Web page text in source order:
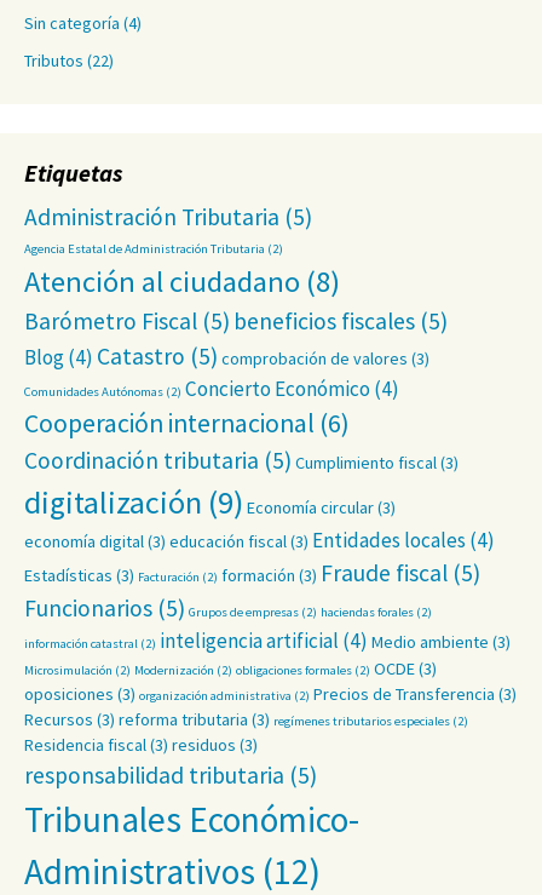
Sin categoría (4)
Tributos (22)
Etiquetas
Administración Tributaria (5)
Agencia Estatal de Administración Tributaria (2)
Atención al ciudadano (8)
Barómetro Fiscal (5) beneficios fiscales (5)
Blog(4) Catastro (5) comprobación de valores (3)
Comunidades Autónomas (2) Concierto Económico(4)
Cooperación internacional (6)
Coordinación tributaria (5) Cumplimiento fiscal(3)
digitalización (9) Economía circular(3)
economía digital(3) educación fiscal(3) Entidades locales (4)
Estadísticas (3) Facturación (2) formación (3) Fraude fiscal (5)
Funcionarios (5) Grupos de empresas (2) haciendas forales (2)
información catastral (2) inteligencia artificial (4) Medio ambiente (3)
Microsimulación (2) Modernización (2) obligaciones formales (2) OCDE(3)
oposiciones (3) organización administrativa (2) Precios de Transferencia (3)
Recursos (3) reforma tributaria (3) regímenes tributarios especiales (2)
Residencia fiscal(3) residuos (3)
responsabilidad tributaria (5)
Tribunales Económico-
Administrativos (12)